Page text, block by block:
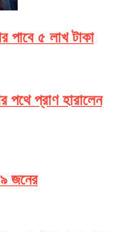
পাবে ৫ লাখ টাকা
পথে প্রাণ হারালেন
জনের